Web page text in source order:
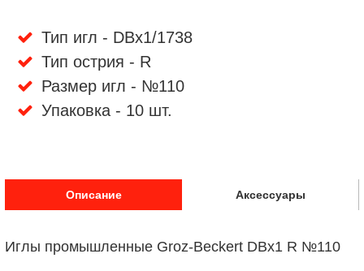
Тип игл - DBx1/1738
Тип острия - R
Размер игл - №110
Упаковка - 10 шт.
Описание Аксессуары
Иглы промышленные Groz-Beckert DBx1 R №110